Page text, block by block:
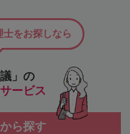
」の
ービス
をお探しなら
ら探す